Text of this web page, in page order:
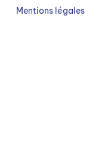
Mentions légales